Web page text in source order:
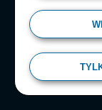
Polityka